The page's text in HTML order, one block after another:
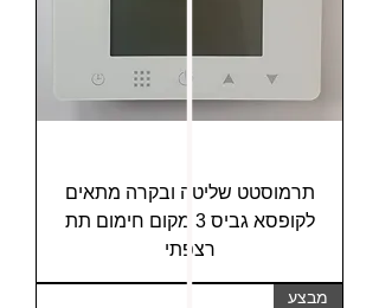
תרמוסטט שליטה ובקרה מתאים
לקופסא גביס 3 מקום חימום תת
רצפתי
מבצע